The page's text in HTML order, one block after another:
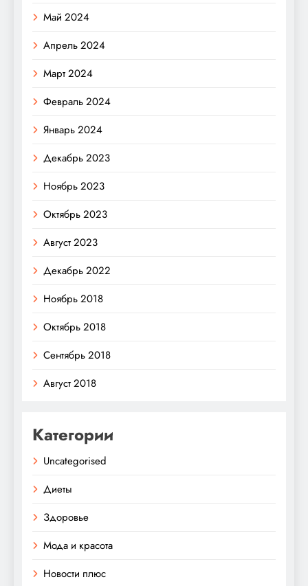
Май 2024
Апрель 2024
Март 2024
Февраль 2024
Январь 2024
Декабрь 2023
Ноябрь 2023
Октябрь 2023
Август 2023
Декабрь 2022
Ноябрь 2018
Октябрь 2018
Сентябрь 2018
Август 2018
Категории
Uncategorised
Диеты
Здоровье
Мода и красота
Новости плюс